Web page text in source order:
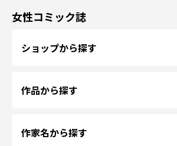
女性コミック誌
ショップから探す
作品から探す
作家名から探す